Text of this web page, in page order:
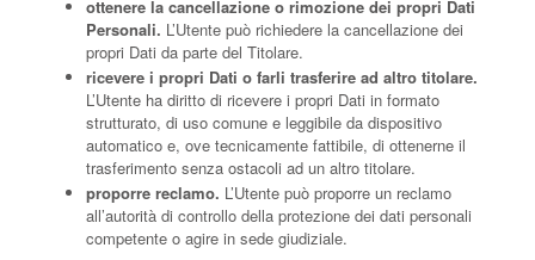
ottenere la cancellazione o rimozione dei propri Dati
Personali. L’Utente può richiedere la cancellazione dei
propri Dati da parte del Titolare.
ricevere i propri Dati o farli trasferire ad altro titolare.
L’Utente ha diritto di ricevere i propri Dati in formato
strutturato, di uso comune e leggibile da dispositivo
automatico e, ove tecnicamente fattibile, di ottenerne il
trasferimento senza ostacoli ad un altro titolare.
proporre reclamo. L’Utente può proporre un reclamo
all’autorità di controllo della protezione dei dati personali
competente o agire in sede giudiziale.